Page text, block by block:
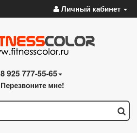
Личный кабинет
8 925 777-55-65
Перезвоните мне!